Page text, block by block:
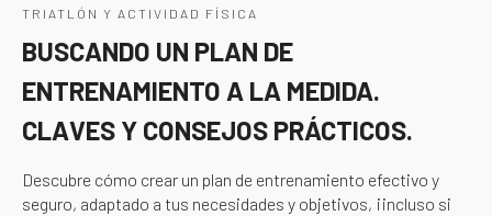
TRIATLÓN Y ACTIVIDAD FÍSICA
BUSCANDO UN PLAN DE
ENTRENAMIENTO A LA MEDIDA.
CLAVES Y CONSEJOS PRÁCTICOS.
Descubre cómo crear un plan de entrenamiento efectivo y
seguro, adaptado a tus necesidades y objetivos, ¡incluso si